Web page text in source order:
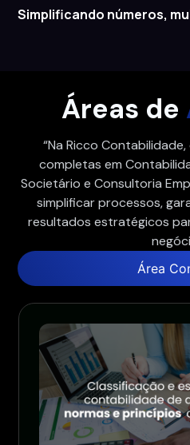
Simplificando números,
Áreas de
“Na Ricco
completas em
Societário e Consultoria
simplificar processos,
resultados estratégicos
Área